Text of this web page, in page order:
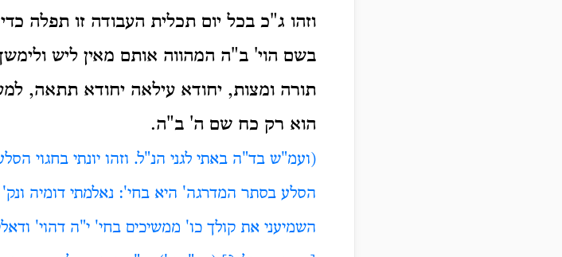
וזהו ג"כ בכל יום תכלית העבודה זו תפלה
בשם הוי' ב"ה המהווה אותם מאין ליש
תורה ומצות, יחודא עילאה יחודא תתאה,
הוא רק כח שם ה' ב"ה.
(ועמ"ש בד"ה באתי לגני הנ"ל. וזהו יונתי בחגוי
הסלע בסתר המדרגה' היא בחי': נאלמתי דומיה
השמיעני את קולך כו' ממשיכים בחי' י"ה דהוי'